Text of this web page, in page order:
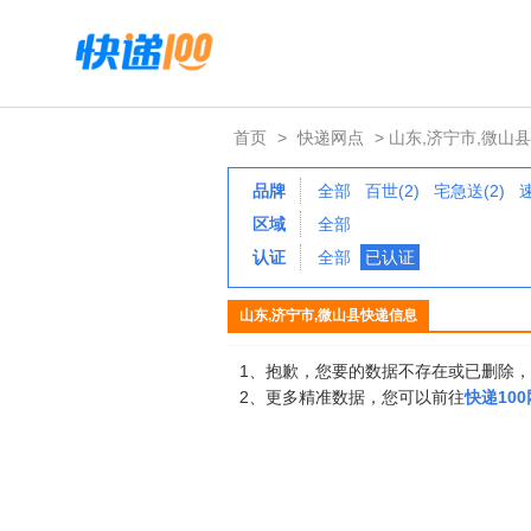
首页 > 快递网点 > 山东,济宁市,微山县
品牌 全部 百世(2) 宅急送(2)
区域
全部
认证
全部 已认证
山东,济宁市,微山县快递信息
1、抱歉，您要的数据不存在或已删除
2、更多精准数据，您可以前往快递100